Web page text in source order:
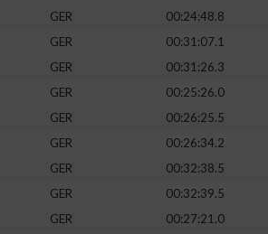
GER
00:24:48.8
GER
00:31:07.1
GER
00:31:26.3
GER 00:25:26.0
GER
00:26:25.5
GER
00:26:34.2
GER
00:32:38.5
GER
00:32:39.5
GER 00:27:21.0